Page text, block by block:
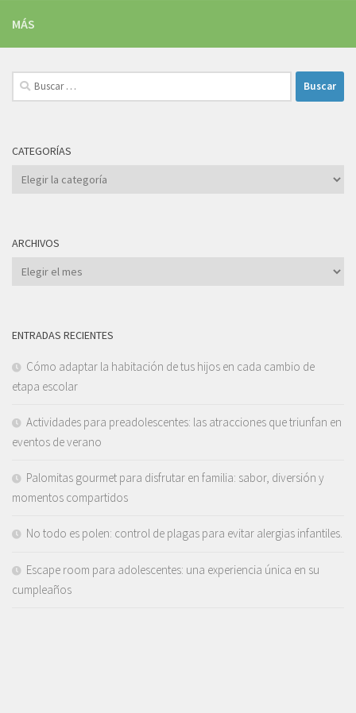
MÁS
Buscar:
CATEGORÍAS
Categorías
ARCHIVOS
Archivos
ENTRADAS RECIENTES
Cómo adaptar la habitación de tus hijos en cada cambio de
etapa escolar
Actividades para preadolescentes: las atracciones que triunfan en
eventos de verano
Palomitas gourmet para disfrutar en familia: sabor, diversión y
momentos compartidos
No todo es polen: control de plagas para evitar alergias infantiles.
Escape room para adolescentes: una experiencia única en su
cumpleaños